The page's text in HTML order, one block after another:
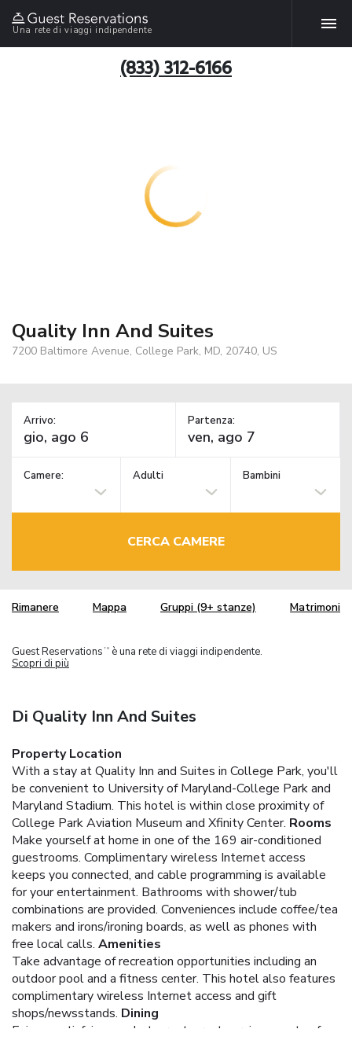
Una rete di viaggi indipendente
(833) 312-6166
Quality Inn And Suites
7200 Baltimore Avenue, College Park, MD, 20740, US
Arrivo: Partenza:
Camere: Adulti Bambini
CERCA CAMERE
Rimanere Mappa Gruppi (9+ stanze) Matrimoni
Guest Reservations TM
è una rete di viaggi indipendente.
Scopri di più
Di Quality Inn And Suites
Property Location
With a stay at Quality Inn and Suites in College Park, you'll
be convenient to University of Maryland-College Park and
Maryland Stadium. This hotel is within close proximity of
College Park Aviation Museum and Xfinity Center. Rooms
Make yourself at home in one of the 169 air-conditioned
guestrooms. Complimentary wireless Internet access
keeps you connected, and cable programming is available
for your entertainment. Bathrooms with shower/tub
combinations are provided. Conveniences include coffee/tea
makers and irons/ironing boards, as well as phones with
free local calls. Amenities
Take advantage of recreation opportunities including an
outdoor pool and a fitness center. This hotel also features
complimentary wireless Internet access and gift
shops/newsstands. Dining
Enjoy a satisfying meal at a restaurant serving guests of